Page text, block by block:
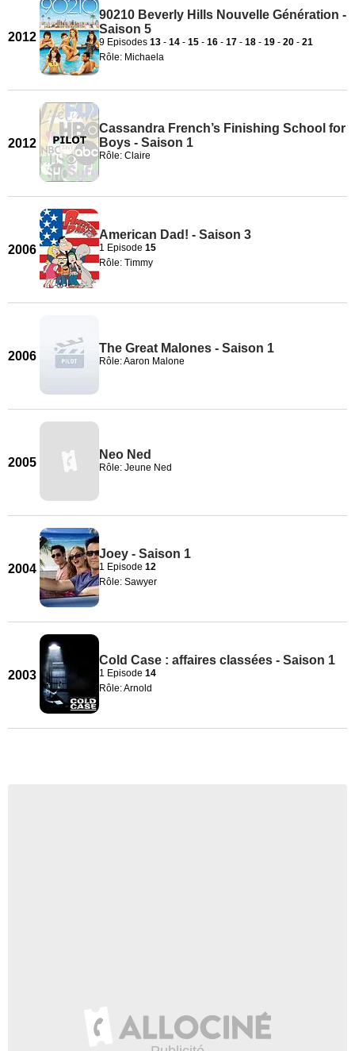
2012
90210 Beverly Hills Nouvelle Génération -
Saison 5
9 Episodes 13 - 14 - 15 - 16 - 17 - 18 - 19 - 20 - 21
Rôle: Michaela
2012
Cassandra French’s Finishing School for
Boys - Saison 1
Rôle: Claire
2006
American Dad! - Saison 3
1 Episode 15
Rôle: Timmy
2006
The Great Malones - Saison 1
Rôle: Aaron Malone
2005
Neo Ned
Rôle: Jeune Ned
2004
Joey - Saison 1
1 Episode 12
Rôle: Sawyer
2003
Cold Case : affaires classées - Saison 1
1 Episode 14
Rôle: Arnold